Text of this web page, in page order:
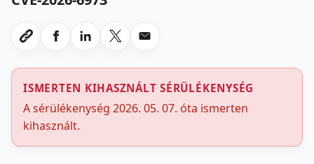
Link masolasa
Megosztas Facebookon
Megosztas LinkedInen
Megosztas X-en
Megosztas emailben
ISMERTEN KIHASZNÁLT SÉRÜLÉKENYSÉG
A sérülékenység 2026. 05. 07. óta ismerten
kihasznált.